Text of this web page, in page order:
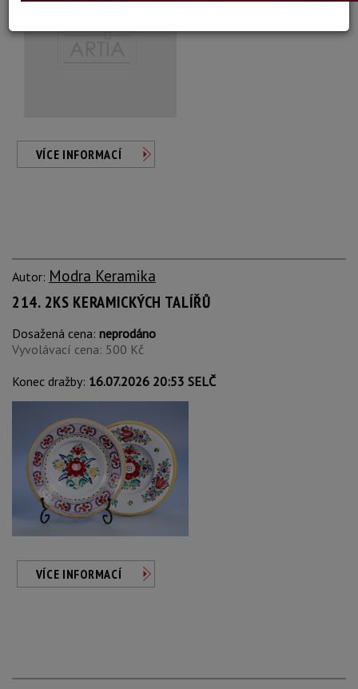
VÍCE INFORMACÍ
Autor: Modra Keramika
214. 2KS KERAMICKÝCH TALÍŘŮ
Dosažená cena: neprodáno
Vyvolávací cena: 500 Kč
Konec dražby: 16.07.2026 20:53 SELČ
VÍCE INFORMACÍ